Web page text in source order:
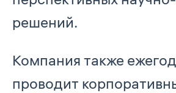
решений.
Компания также
проводит